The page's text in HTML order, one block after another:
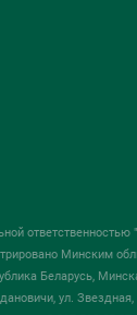
ответственностью
Минским
Беларусь,
ул. Звездная,